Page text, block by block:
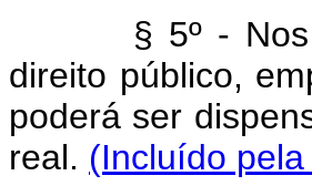
§ 5º - Nos
direito público,
poderá ser
real. (Incluído